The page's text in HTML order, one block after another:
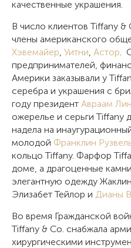
качественные украшения.
В число клиентов Tiffany
члены американского
Хэвемайер Уитни Астор .
предпринимателей,
Америки заказывали у
серебра и украшения с
году президент Авраам
ожерелье и серьги Tiffany
надела на
молодой Франклин
кольцо Tiffany. Фарфор
доме, а драгоценные
элегантную одежду
Элизабет Тейлор и Дианы
Во время Гражданской
Tiffany & Co. снабжала
хирургическими